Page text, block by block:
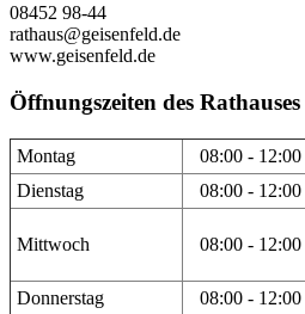
08452 98-44
rathaus@geisenfeld.de
www.geisenfeld.de
Öffnungszeiten des Rathauses
Montag 08:00 -
Dienstag
08:00 -
Mittwoch 08:00 -
Donnerstag 08:00 -